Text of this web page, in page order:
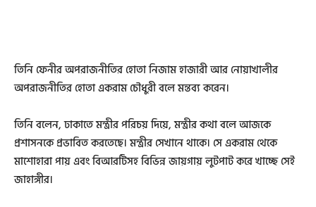
তিনি ফেনীর অপরাজনীতির হোতা নিজাম হাজারী আর নোয়াখালীর
অপরাজনীতির হোতা একরাম চৌধুরী বলে মন্তব্য করেন।
তিনি বলেন, ঢাকাতে মন্ত্রীর পরিচয় দিয়ে, মন্ত্রীর কথা বলে আজকে
প্রশাসনকে প্রভাবিত করতেছে। মন্ত্রীর সেখানে থাকে। সে একরাম থেকে
মাশোহারা পায় এবং বিআরটিসহ বিভিন্ন জায়গায় লুটপাট করে খাচ্ছে সেই
জাহাঙ্গীর।